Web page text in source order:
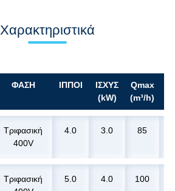
Χαρακτηριστικά
ΦΑΣΗ ΙΠΠΟΙ
ΙΣΧΥΣ
(kW)
Qmax
(m³/h)
Τριφασική
400V
4.0 3.0 85
Τριφασική
5.0 4.0 100